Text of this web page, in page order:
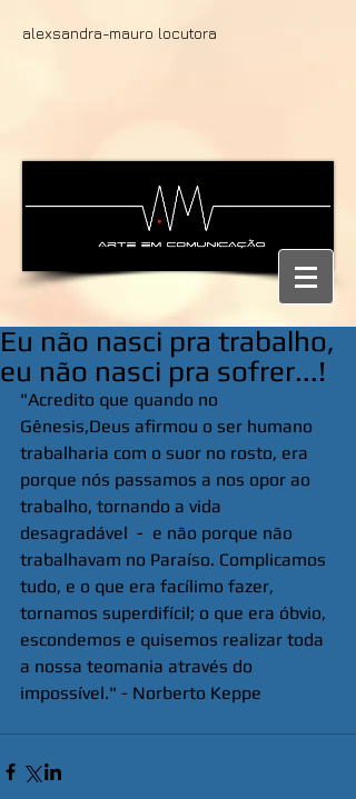
alexsandra-mauro locutora
Eu não nasci pra trabalho,
eu não nasci pra sofrer...!
"Acredito que quando no
Gênesis,Deus afirmou o ser humano
trabalharia com o suor no rosto, era
porque nós passamos a nos opor ao
trabalho, tornando a vida
desagradável  -  e não porque não
trabalhavam no Paraíso. Complicamos
tudo, e o que era facílimo fazer,
tornamos superdifícil; o que era óbvio,
escondemos e quisemos realizar toda
a nossa teomania através do
impossível." - Norberto Keppe